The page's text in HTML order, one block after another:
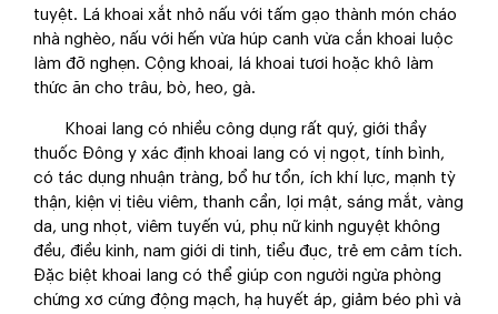
tuyệt. Lá khoai xắt nhỏ nấu với tấm gạo thành món cháo
nhà nghèo, nấu với hến vừa húp canh vừa cắn khoai luộc
làm đỡ nghẹn. Cộng khoai, lá khoai tươi hoặc khô làm
thức ăn cho trâu, bò, heo, gà.
Khoai lang có nhiều công dụng rất quý, giới thầy
thuốc Đông y xác định khoai lang có vị ngọt, tính bình,
có tác dụng nhuận tràng, bổ hư tổn, ích khí lực, mạnh tỳ
thận, kiện vị tiêu viêm, thanh cần, lợi mật, sáng mắt, vàng
da, ung nhọt, viêm tuyến vú, phụ nữ kinh nguyệt không
đều, điều kinh, nam giới di tinh, tiểu đục, trẻ em cảm tích.
Đặc biệt khoai lang có thể giúp con người ngừa phòng
chứng xơ cứng động mạch, hạ huyết áp, giảm béo phì và